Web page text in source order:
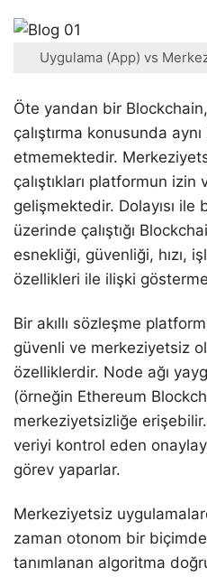
Uygulama (App) vs
Öte yandan bir
çalıştırma konusunda
etmemektedir.
çalıştıkları platformun izin
gelişmektedir. Dolayısı ile
üzerinde çalıştığı
esnekliği, güvenliği, hızı,
özellikleri ile ilişki
Bir akıllı sözleşme
güvenli ve merkeziyetsiz
özelliklerdir. Node ağı
(örneğin Ethereum
merkeziyetsizliğe
veriyi kontrol eden
görev yaparlar.
Merkeziyetsiz
zaman otonom bir biçimde
tanımlanan algoritma